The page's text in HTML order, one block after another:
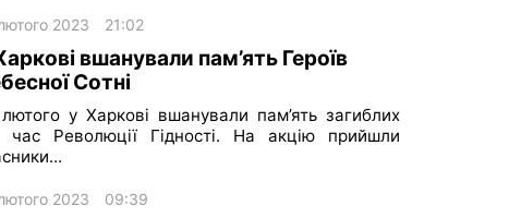
2023 21:02
вшанували пам’ять Героїв
Сотні
у Харкові вшанували пам’ять загиблих
час Революції Гідності. На акцію прийшли
2023 09:39